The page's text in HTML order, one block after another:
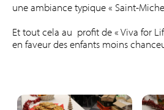
une ambiance typique « Saint-
Et tout cela au profit de « Viva for
en faveur des enfants moins